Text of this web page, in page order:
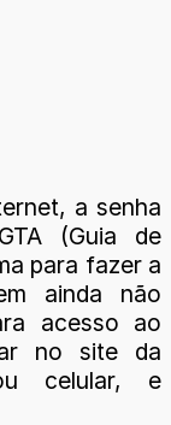
a senha
(Guia de
para fazer a
ainda não
acesso ao
no site da
celular, e